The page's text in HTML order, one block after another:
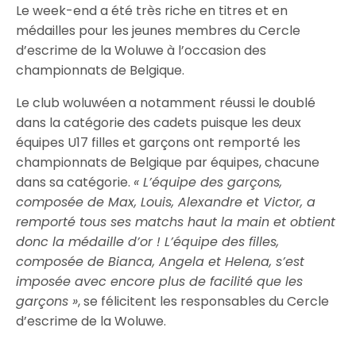
Le week-end a été très riche en titres et en
médailles pour les jeunes membres du Cercle
d’escrime de la Woluwe à l’occasion des
championnats de Belgique.
Le club woluwéen a notamment réussi le doublé
dans la catégorie des cadets puisque les deux
équipes U17 filles et garçons ont remporté les
championnats de Belgique par équipes, chacune
dans sa catégorie. « L’équipe des garçons,
composée de Max, Louis, Alexandre et Victor, a
remporté tous ses matchs haut la main et obtient
donc la médaille d’or ! L’équipe des filles,
composée de Bianca, Angela et Helena, s’est
imposée avec encore plus de facilité que les
garçons », se félicitent les responsables du Cercle
d’escrime de la Woluwe.